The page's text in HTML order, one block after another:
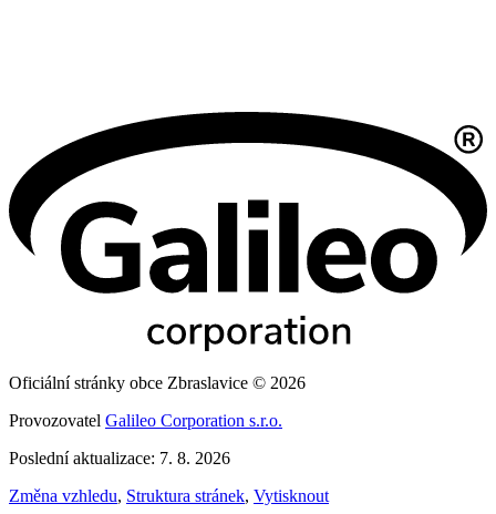
Oficiální stránky obce Zbraslavice © 2026
Provozovatel Galileo Corporation s.r.o.
Poslední aktualizace: 7. 8. 2026
Změna vzhledu, Struktura stránek, Vytisknout